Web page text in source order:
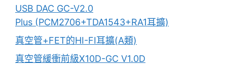
USB DAC GC-V2.0
Plus (PCM2706+TDA1543+RA1耳擴)
真空管+FET的HI-FI耳擴(A類)
真空管緩衝前級X10D-GC V1.0D